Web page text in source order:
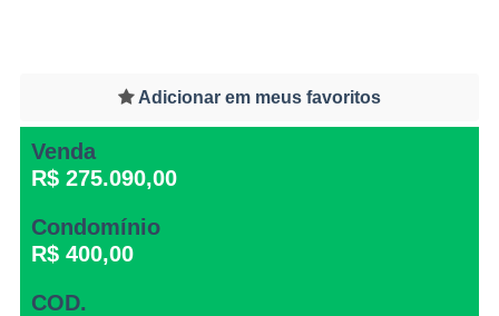
Adicionar em meus favoritos
Venda
R$ 275.090,00
Condomínio
R$ 400,00
COD.